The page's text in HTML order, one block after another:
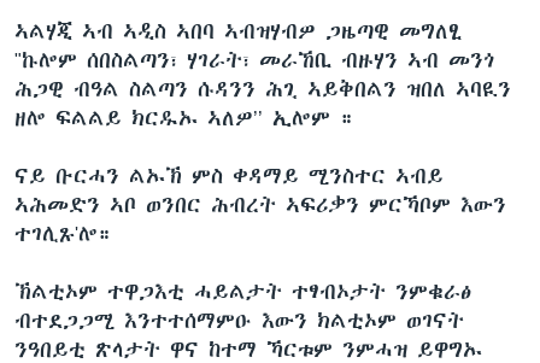
ኣልሃጂ ኣብ ኣዲስ ኣበባ ኣብዝሃብዎ ጋዜጣዊ መግለፂ
"ኩሎም ሰበስልጣን፣ ሃገራት፣ መራኸቢ ብዙሃን ኣብ መንጎ
ሕጋዊ ብዓል ስልጣን ሱዳንን ሕጊ ኣይቅበልን ዝበለ ኣባዪን
ዘሎ ፍልልይ ክርዱኡ ኣለዎ’’ ኢሎም ።
ናይ ቡርሓን ልኡኽ ምስ ቀዳማይ ሚንስተር ኣብይ
ኣሕመድን ኣቦ ወንበር ሕብረት ኣፍሪቃን ምርኻቦም እውን
ተገሊጹ'ሎ።
ኽልቲኦም ተዋጋእቲ ሓይልታት ተፃብኦታት ንምቁራፅ
ብተደጋጋሚ እንተተሰማምዑ እውን ክልቲኦም ወገናት
ንዓበይቲ ጽላታት ዋና ከተማ ኻርቱም ንምሓዝ ይዋግኡ